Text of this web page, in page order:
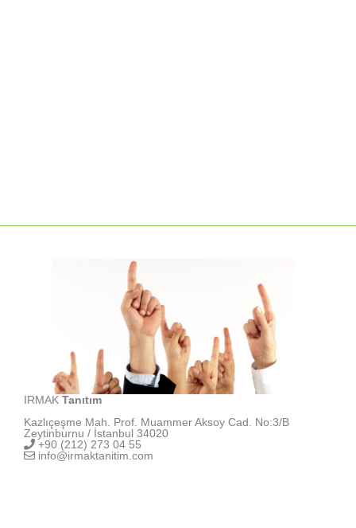
IRMAK Tanıtım
Kazlıçeşme Mah. Prof. Muammer Aksoy Cad. No:3/B
Zeytinburnu / İstanbul 34020
+90 (212) 273 04 55
info@irmaktanitim.com